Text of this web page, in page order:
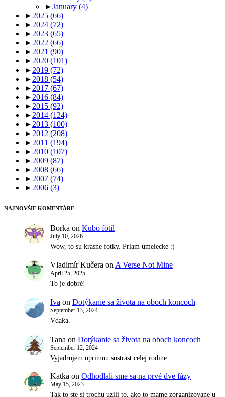
►January (4)
► 2025 (66)
► 2024 (72)
► 2023 (65)
► 2022 (66)
► 2021 (90)
► 2020 (101)
► 2019 (72)
► 2018 (54)
► 2017 (67)
► 2016 (84)
► 2015 (92)
► 2014 (124)
► 2013 (100)
► 2012 (208)
► 2011 (194)
► 2010 (107)
► 2009 (87)
► 2008 (66)
► 2007 (74)
► 2006 (3)
NAJNOVŠIE KOMENTÁRE
Borka on Kubo fotil
July 10, 2026
Wow, to su krasne fotky. Priam umelecke :)
Vladimír Kučera on A Verse Not Mine
April 25, 2025
To je dobré!
Iva on Dotýkanie sa života na oboch koncoch
September 13, 2024
Vdaka.
Tana on Dotýkanie sa života na oboch koncoch
September 12, 2024
Vyjadrujem uprimnu sustrast celej rodine.
Katka on Odhodlali sme sa na prvé dve fázy
May 15, 2023
Tak to ste si trochu uzili to, ako to mame zorganizovane u